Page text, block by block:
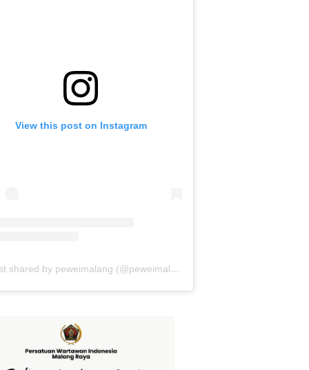
View this post on Instagram
A post shared by peweimalang (@peweimalang)